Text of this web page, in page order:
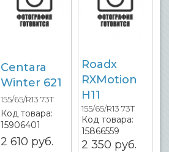
Centara
Winter 621
155/65/R13 73T
Код товара:
15906401
2 610 руб.
Roadx
RXMotion
H11
155/65/R13 73T
Код товара:
15866559
2 350 руб.